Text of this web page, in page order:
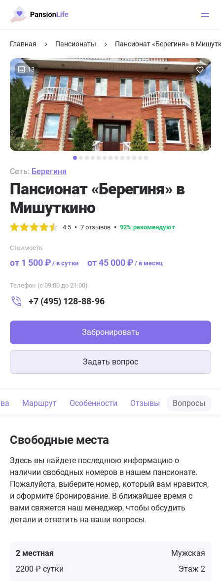
Главная Пансионаты Пансионат «Берегиня» в
13
Сеть: Берегиня
Пансионат «Берегиня» в
Мишуткино
4.5 7 отзывов 92% рекомендуют
Стоимость
от 1 500 ₽ / в сутки от 45 000 ₽ / в месяц
Телефон (с 09:00 до 21:00)
+7 (495) 128-88-96
Забронировать
Задать вопрос
Маршрут Особенности Отзывы Вопросы
Свободные места
Здесь вы найдете последнюю информацию о
наличии свободных номеров в нашем пансионате.
Пожалуйста, выберите номер, который вам нравится,
и оформите бронирование. В ближайшее время с
вами свяжется наш менеджер, чтобы обсудить
детали и ответить на ваши вопросы.
2 местная
Мужская
2
2200 ₽ сутки